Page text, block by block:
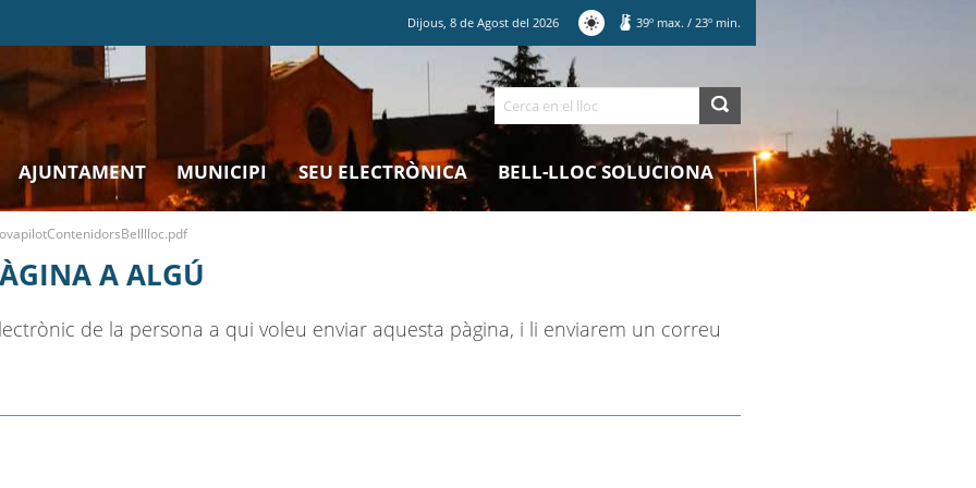
Dijous,8 deAgost del2026 39º max. / 23º min.
Cerca
AJUNTAMENT MUNICIPI SEU ELECTRÒNICA BELL-LLOC SOLUCIONA
A ALGÚ
de la persona a qui voleu enviar aquesta pàgina, i li enviarem un correu